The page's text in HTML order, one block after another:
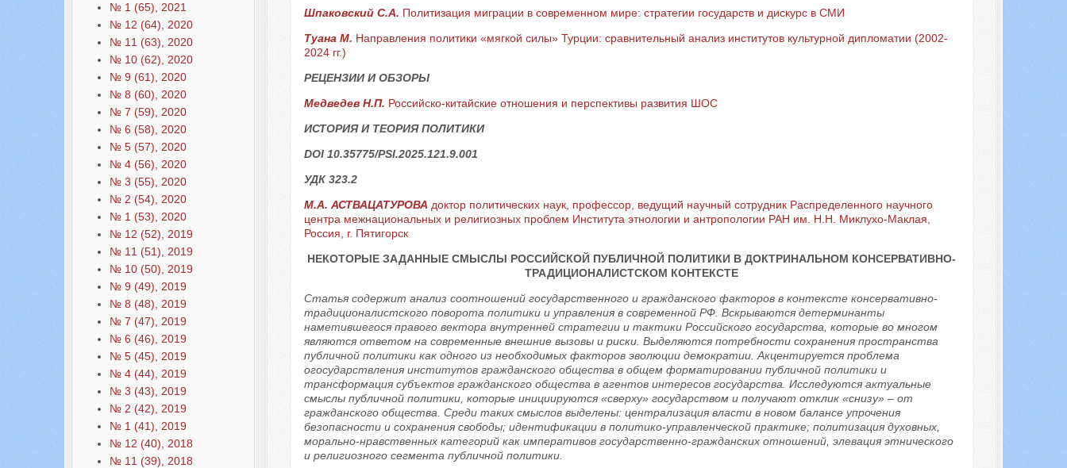
№ 1 (65), 2021
№ 12 (64), 2020
№ 11 (63), 2020
№ 10 (62), 2020
№ 9 (61), 2020
№ 8 (60), 2020
№ 7 (59), 2020
№ 6 (58), 2020
№ 5 (57), 2020
№ 4 (56), 2020
№ 3 (55), 2020
№ 2 (54), 2020
№ 1 (53), 2020
№ 12 (52), 2019
№ 11 (51), 2019
№ 10 (50), 2019
№ 9 (49), 2019
№ 8 (48), 2019
№ 7 (47), 2019
№ 6 (46), 2019
№ 5 (45), 2019
№ 4 (44), 2019
№ 3 (43), 2019
№ 2 (42), 2019
№ 1 (41), 2019
№ 12 (40), 2018
№ 11 (39), 2018
Шпаковский С.А. Политизация миграции в современном мире: стратегии государств и дискурс в СМИ
Туана М. Направления политики «мягкой силы» Турции: сравнительный анализ институтов культурной дипломатии (2002-
2024 гг.)
РЕЦЕНЗИИ И ОБЗОРЫ
Медведев Н.П. Российско-китайские отношения и перспективы развития ШОС
ИСТОРИЯ И ТЕОРИЯ ПОЛИТИКИ
DOI 10.35775/PSI.2025.121.9.001
УДК 323.2
М.А. АСТВАЦАТУРОВА доктор политических наук, профессор, ведущий научный сотрудник Распределенного научного
центра межнациональных и религиозных проблем Института этнологии и антропологии РАН им. Н.Н. Миклухо-Маклая,
Россия, г. Пятигорск
НЕКОТОРЫЕ ЗАДАННЫЕ СМЫСЛЫ РОССИЙСКОЙ ПУБЛИЧНОЙ ПОЛИТИКИ В ДОКТРИНАЛЬНОМ КОНСЕРВАТИВНО-
ТРАДИЦИОНАЛИСТСКОМ КОНТЕКСТЕ
Статья содержит анализ соотношений государственного и гражданского факторов в контексте консервативно-
традиционалистского поворота политики и управления в современной РФ. Вскрываются детерминанты
наметившегося правого вектора внутренней стратегии и тактики Российского государства, которые во многом
являются ответом на современные внешние вызовы и риски. Выделяются потребности сохранения пространства
публичной политики как одного из необходимых факторов эволюции демократии. Акцентируется проблема
огосударствления институтов гражданского общества в общем форматировании публичной политики и
трансформация субъектов гражданского общества в агентов интересов государства. Исследуются актуальные
смыслы публичной политики, которые инициируются «сверху» государством и получают отклик «снизу» – от
гражданского общества. Среди таких смыслов выделены: централизация власти в новом балансе упрочения
безопасности и сохранения свободы; идентификации в политико-управленческой практике; политизация духовных,
морально-нравственных категорий как императивов государственно-гражданских отношений, элевация этнического
и религиозного сегмента публичной политики.